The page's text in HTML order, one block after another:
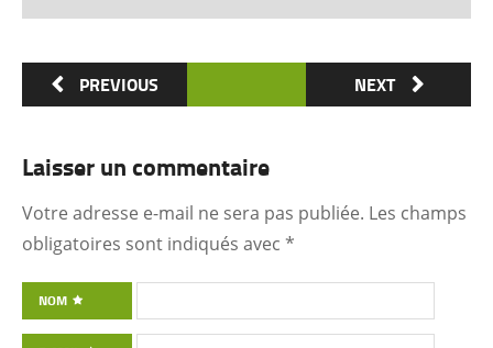
affluents du Bandama, Yamoussoukro est
synonyme de la Côte d’Ivoire Un symbole
universel Créée ex nihilo au centre du pays à
un événement majeur dans l’histoire de
l’urbanisme de la Côte d’Ivoire. Félix Houphouët-
Boigny et ses architectes (Pierre Fakhoury et
Clément Cacoub pour la Fondation FHB, …) ont
voulu que tout, depuis le plan général des
PREVIOUS NEXT
Laisser un commentaire
Votre adresse e-mail ne sera pas publiée. Les champs
obligatoires sont indiqués avec *
NOM